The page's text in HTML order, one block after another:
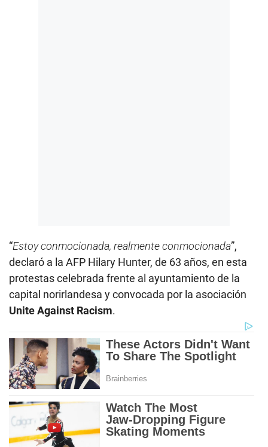
“Estoy conmocionada, realmente conmocionada”,
declaró a la AFP Hilary Hunter, de 63 años, en esta
protestas celebrada frente al ayuntamiento de la
capital norirlandesa y convocada por la asociación
Unite Against Racism.